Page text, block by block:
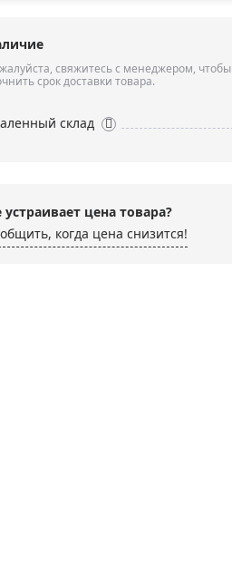
Металлоискатели
Теодолиты
Прочее
свяжитесь с менеджером, чтобы
срок доставки товара.
склад
устраивает цена товара?
когда цена снизится!